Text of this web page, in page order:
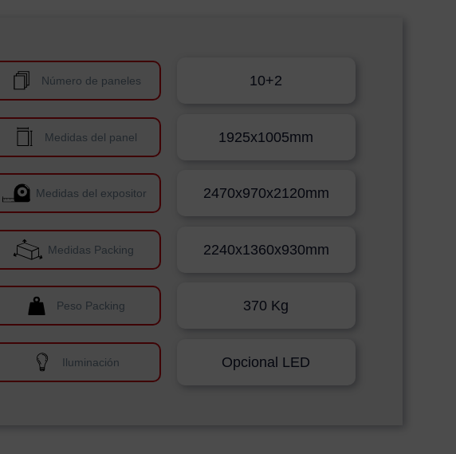
Número de paneles 10+2
Medidas del panel 1925x1005mm
Medidas del expositor 2470x970x2120mm
Medidas Packing 2240x1360x930mm
Peso Packing 370 Kg
Iluminación Opcional LED